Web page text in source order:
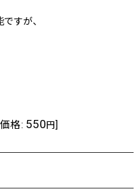
すが、
格: 550 円]